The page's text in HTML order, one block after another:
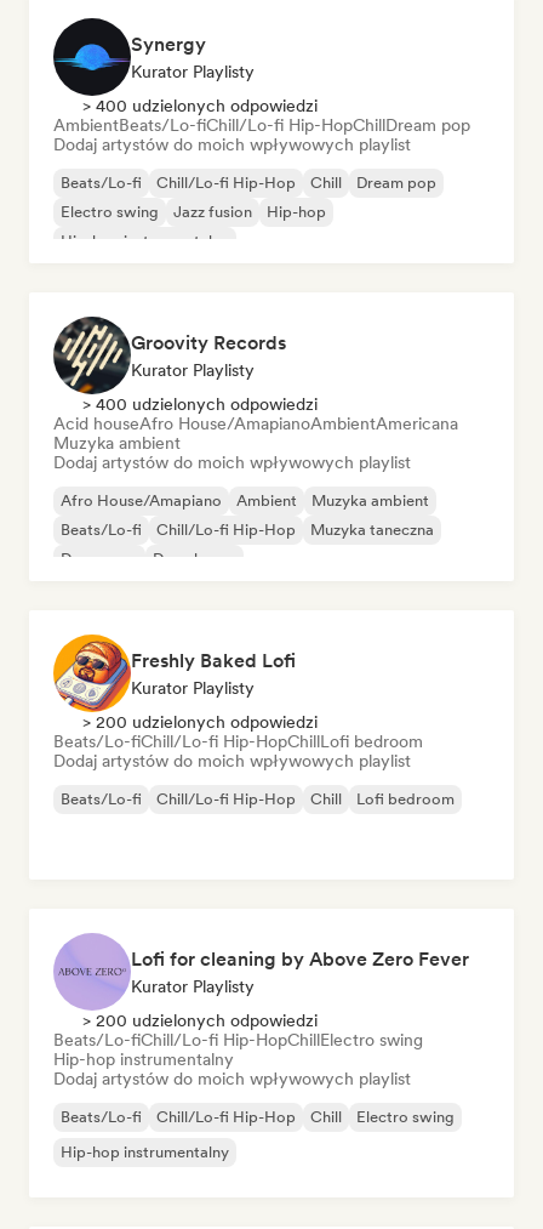
Synergy
Kurator Playlisty
> 400 udzielonych odpowiedzi
AmbientBeats/Lo-fiChill/Lo-fi Hip-HopChillDream pop
Dodaj artystów do moich wpływowych playlist
Beats/Lo-fi Chill/Lo-fi Hip-Hop Chill
Dream pop
Electro swing
Jazz fusion
Hip-hop
Hip-hop instrumentalny
Groovity Records
Kurator Playlisty
> 400 udzielonych odpowiedzi
Acid houseAfro House/AmapianoAmbientAmericana
Muzyka ambient
Dodaj artystów do moich wpływowych playlist
Afro House/Amapiano Ambient
Muzyka ambient
Beats/Lo-fi
Chill/Lo-fi Hip-Hop
Muzyka taneczna
Dance pop
Deep house
Freshly Baked Lofi
Kurator Playlisty
> 200 udzielonych odpowiedzi
Beats/Lo-fiChill/Lo-fi Hip-HopChillLofi bedroom
Dodaj artystów do moich wpływowych playlist
Beats/Lo-fi Chill/Lo-fi Hip-Hop Chill Lofi bedroom
Lofi for cleaning by Above Zero Fever
Kurator Playlisty
> 200 udzielonych odpowiedzi
Beats/Lo-fiChill/Lo-fi Hip-HopChillElectro swing
Hip-hop instrumentalny
Dodaj artystów do moich wpływowych playlist
Beats/Lo-fi Chill/Lo-fi Hip-Hop Chill
Electro swing
Hip-hop instrumentalny